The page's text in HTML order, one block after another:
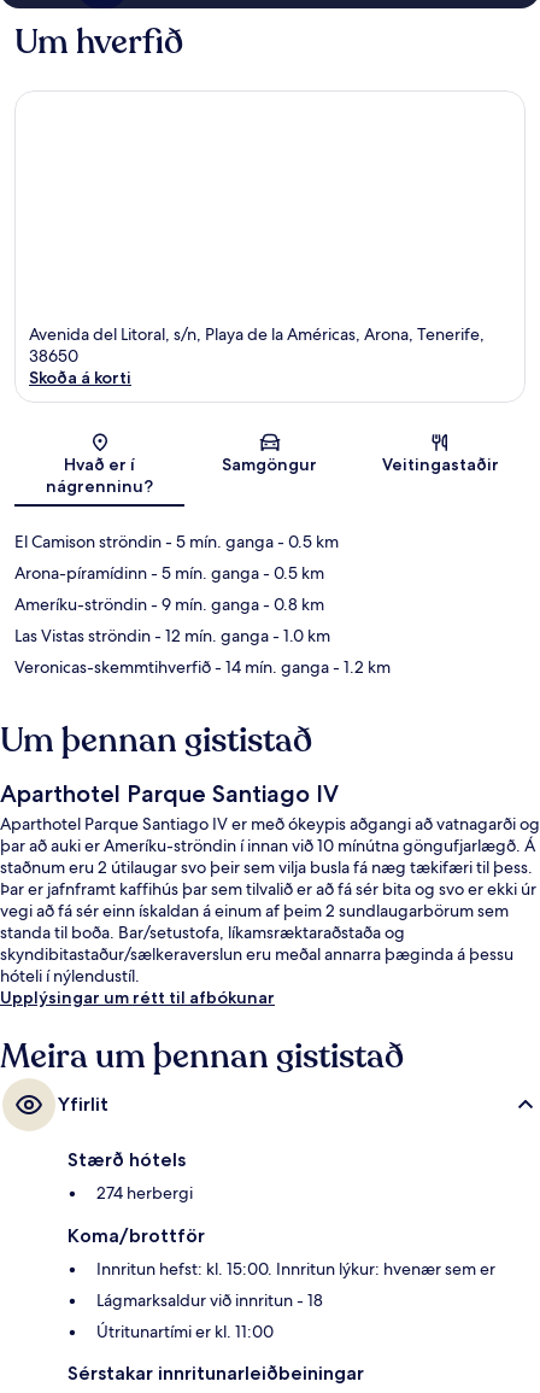
Um hverfið
Avenida del Litoral, s/n, Playa de la Américas, Arona, Tenerife,
38650
Skoða á korti
Hvað er í
nágrenninu?
Samgöngur Veitingastaðir
El Camison ströndin- 5 mín. ganga- 0.5 km
Arona-píramídinn- 5 mín. ganga- 0.5 km
Ameríku-ströndin- 9 mín. ganga- 0.8 km
Las Vistas ströndin- 12 mín. ganga- 1.0 km
Veronicas-skemmtihverfið- 14 mín. ganga- 1.2 km
Um þennan gististað
Aparthotel Parque Santiago IV
Aparthotel Parque Santiago IV er með ókeypis aðgangi að vatnagarði og
þar að auki er Ameríku-ströndin í innan við 10 mínútna göngufjarlægð. Á
staðnum eru 2 útilaugar svo þeir sem vilja busla fá næg tækifæri til þess.
Þar er jafnframt kaffihús þar sem tilvalið er að fá sér bita og svo er ekki úr
vegi að fá sér einn ískaldan á einum af þeim 2 sundlaugarbörum sem
standa til boða. Bar/setustofa, líkamsræktaraðstaða og
skyndibitastaður/sælkeraverslun eru meðal annarra þæginda á þessu
hóteli í nýlendustíl.
Upplýsingar um rétt til afbókunar
Meira um þennan gististað
Yfirlit
Stærð hótels
274 herbergi
Koma/brottför
Innritun hefst: kl. 15:00. Innritun lýkur: hvenær sem er
Lágmarksaldur við innritun - 18
Útritunartími er kl. 11:00
Sérstakar innritunarleiðbeiningar